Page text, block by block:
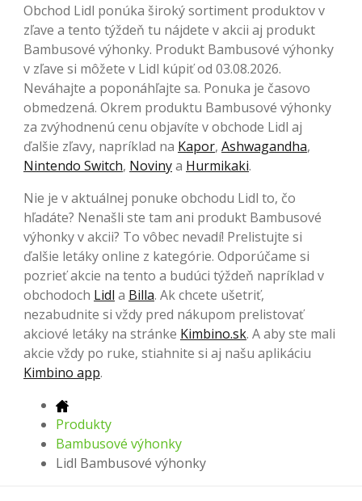
Obchod Lidl ponúka široký sortiment produktov v
zľave a tento týždeň tu nájdete v akcii aj produkt
Bambusové výhonky. Produkt Bambusové výhonky
v zľave si môžete v Lidl kúpiť od 03.08.2026.
Neváhajte a poponáhľajte sa. Ponuka je časovo
obmedzená. Okrem produktu Bambusové výhonky
za zvýhodnenú cenu objavíte v obchode Lidl aj
ďalšie zľavy, napríklad na Kapor, Ashwagandha,
Nintendo Switch, Novinya Hurmikaki.
Nie je v aktuálnej ponuke obchodu Lidl to, čo
hľadáte? Nenašli ste tam ani produkt Bambusové
výhonky v akcii? To vôbec nevadí! Prelistujte si
ďalšie letáky online z kategórie. Odporúčame si
pozrieť akcie na tento a budúci týždeň napríklad v
obchodoch Lidl a Billa. Ak chcete ušetriť,
nezabudnite si vždy pred nákupom prelistovať
akciové letáky na stránke Kimbino.sk. A aby ste mali
akcie vždy po ruke, stiahnite si aj našu aplikáciu
Kimbino app.
Produkty
Bambusové výhonky
Lidl Bambusové výhonky